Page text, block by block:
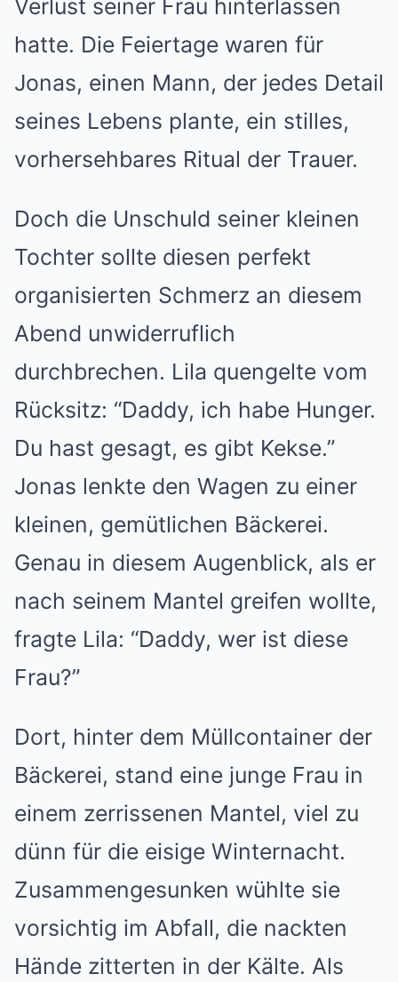
Verlust seiner Frau hinterlassen
hatte. Die Feiertage waren für
Jonas, einen Mann, der jedes Detail
seines Lebens plante, ein stilles,
vorhersehbares Ritual der Trauer.
Doch die Unschuld seiner kleinen
Tochter sollte diesen perfekt
organisierten Schmerz an diesem
Abend unwiderruflich
durchbrechen. Lila quengelte vom
Rücksitz: “Daddy, ich habe Hunger.
Du hast gesagt, es gibt Kekse.”
Jonas lenkte den Wagen zu einer
kleinen, gemütlichen Bäckerei.
Genau in diesem Augenblick, als er
nach seinem Mantel greifen wollte,
fragte Lila: “Daddy, wer ist diese
Frau?”
Dort, hinter dem Müllcontainer der
Bäckerei, stand eine junge Frau in
einem zerrissenen Mantel, viel zu
dünn für die eisige Winternacht.
Zusammengesunken wühlte sie
vorsichtig im Abfall, die nackten
Hände zitterten in der Kälte. Als